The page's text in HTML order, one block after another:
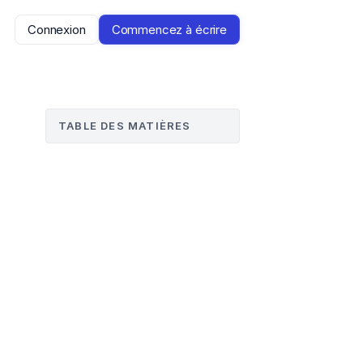
Connexion Commencez à écrire
TABLE DES MATIÈRES